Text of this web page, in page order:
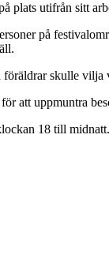
plats utifrån sitt
på
föräldrar skulle
att uppmuntra
18 till midnatt.